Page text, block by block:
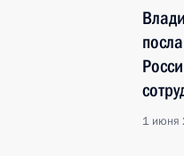
1 июня